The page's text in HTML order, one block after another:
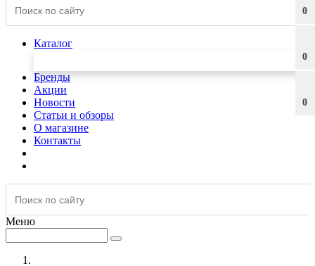
0
0
0
Каталог
Бренды
Акции
Новости
Статьи и обзоры
О магазине
Контакты
Меню